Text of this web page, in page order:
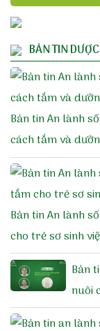
BẢN TIN
Bản tin An lành
cách tắm và
Bản tin An lành
cho trẻ sơ sinh
Bản
nuôi